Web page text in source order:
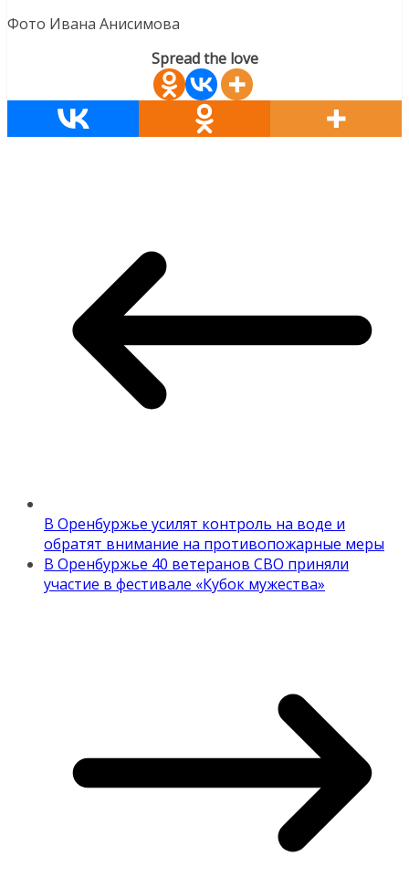
Фото Ивана Анисимова
Spread the love
В Оренбуржье усилят контроль на воде и
обратят внимание на противопожарные меры
В Оренбуржье 40 ветеранов СВО приняли
участие в фестивале «Кубок мужества»